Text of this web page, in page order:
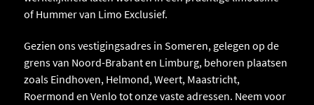
of Hummer van Limo Exclusief.
Gezien ons vestigingsadres in Someren, gelegen op de
grens van Noord-Brabant en Limburg, behoren plaatsen
zoals Eindhoven, Helmond, Weert, Maastricht,
Roermond en Venlo tot onze vaste adressen. Neem voor